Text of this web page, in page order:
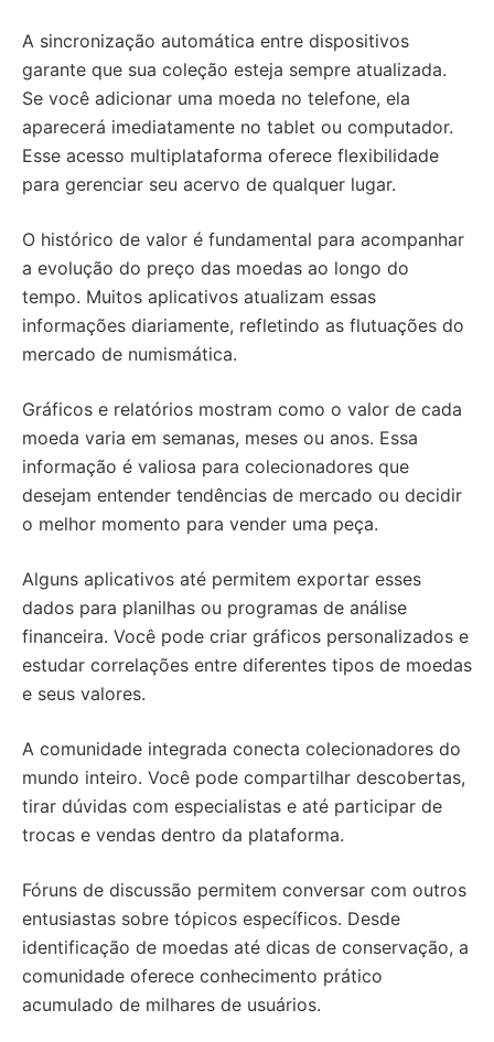
A sincronização automática entre dispositivos
garante que sua coleção esteja sempre atualizada.
Se você adicionar uma moeda no telefone, ela
aparecerá imediatamente no tablet ou computador.
Esse acesso multiplataforma oferece flexibilidade
para gerenciar seu acervo de qualquer lugar.
O histórico de valor é fundamental para acompanhar
a evolução do preço das moedas ao longo do
tempo. Muitos aplicativos atualizam essas
informações diariamente, refletindo as flutuações do
mercado de numismática.
Gráficos e relatórios mostram como o valor de cada
moeda varia em semanas, meses ou anos. Essa
informação é valiosa para colecionadores que
desejam entender tendências de mercado ou decidir
o melhor momento para vender uma peça.
Alguns aplicativos até permitem exportar esses
dados para planilhas ou programas de análise
financeira. Você pode criar gráficos personalizados e
estudar correlações entre diferentes tipos de moedas
e seus valores.
A comunidade integrada conecta colecionadores do
mundo inteiro. Você pode compartilhar descobertas,
tirar dúvidas com especialistas e até participar de
trocas e vendas dentro da plataforma.
Fóruns de discussão permitem conversar com outros
entusiastas sobre tópicos específicos. Desde
identificação de moedas até dicas de conservação, a
comunidade oferece conhecimento prático
acumulado de milhares de usuários.